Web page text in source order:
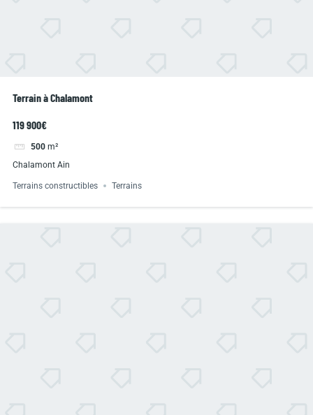
Terrain à Chalamont
119 900€
500 m²
Chalamont Ain
Terrains constructibles Terrains